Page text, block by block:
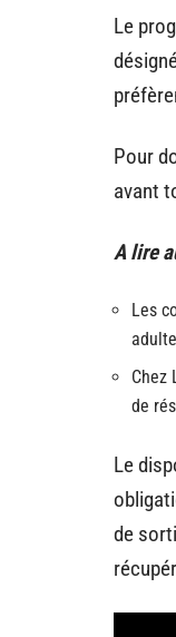
Le
Pour
avant
A lire
Les
Chez
de
Le
de